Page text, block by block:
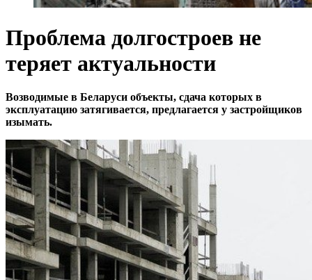
Проблема долгостроев не
теряет актуальности
Возводимые в Беларуси объекты, сдача которых в
эксплуатацию затягивается, предлагается у застройщиков
изымать.